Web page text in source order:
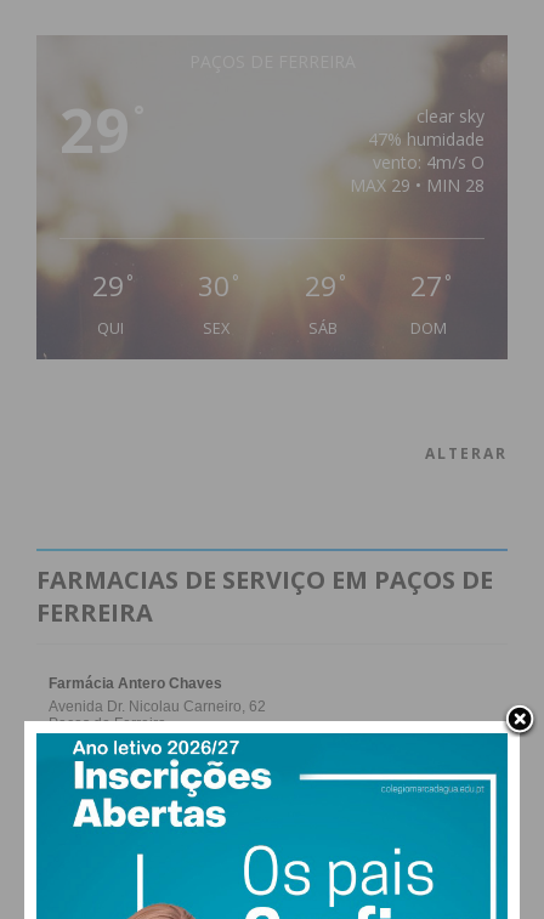
29
clear sky
47% humidade
vento: 4m/s O
MAX 29 • MIN 28
29 °
QUI
30 °
SEX
29 °
SÁB
27 °
DOM
ALTERAR
FARMACIAS DE SERVIÇO EM PAÇOS DE
FERREIRA